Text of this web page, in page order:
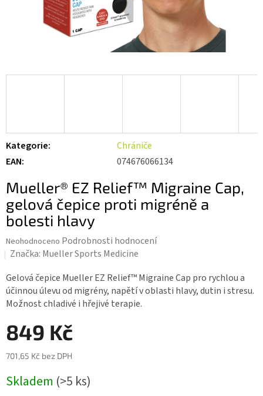
Kategorie:
Chrániče
EAN: 074676066134
Mueller® EZ Relief™ Migraine Cap,
gelová čepice proti migréně a
bolesti hlavy
Průměrné
hodnocení
je
0,0
z 5
hvězdiček.
Neohodnoceno Podrobnosti hodnocení
Značka: Mueller Sports Medicine
Gelová čepice Mueller EZ Relief™ Migraine Cap pro rychlou a
účinnou úlevu od migrény, napětí v oblasti hlavy, dutin i stresu.
Možnost chladivé i hřejivé terapie.
849 Kč
701,65 Kč bez DPH
cena:
Skladem (>5 ks)